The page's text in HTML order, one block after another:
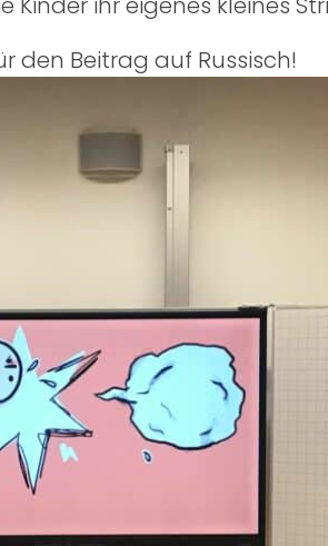
den Beitrag auf Russisch!